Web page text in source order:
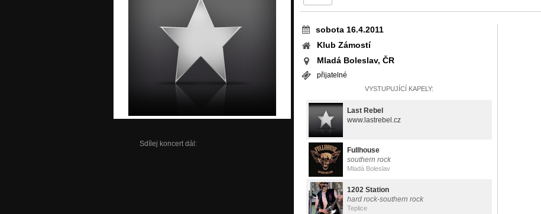
Sdílej koncert dál:
sobota 16.4.2011
Klub Zámostí
Mladá Boleslav, ČR
přijatelné
VYSTUPUJÍCÍ KAPELY:
Last Rebel
www.lastrebel.cz
Fullhouse
southern rock
Mladá Boleslav
1202 Station
hard rock-southern rock
Teplice